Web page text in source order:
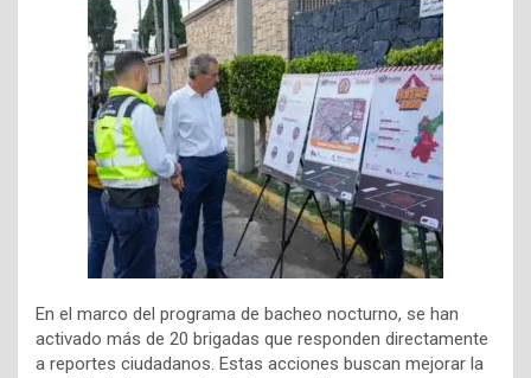
En el marco del programa de bacheo nocturno, se han
activado más de 20 brigadas que responden directamente
a reportes ciudadanos. Estas acciones buscan mejorar la